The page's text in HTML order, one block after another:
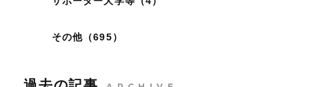
その他（695）